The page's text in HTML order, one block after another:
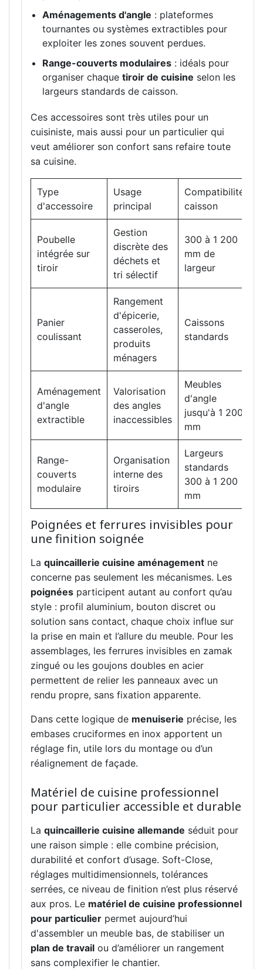
Aménagements d'angle : plateformes
tournantes ou systèmes extractibles pour
exploiter les zones souvent perdues.
Range-couverts modulaires : idéals pour
organiser chaque tiroir de cuisine selon les
largeurs standards de caisson.
Ces accessoires sont très utiles pour un
cuisiniste, mais aussi pour un particulier qui
veut améliorer son confort sans refaire toute
sa cuisine.
Type
d'accessoire
Usage
principal
Compatibilité
caisson
Poubelle
intégrée sur
tiroir
Gestion
discrète des
déchets et
tri sélectif
300 à 1 200
mm de
largeur
Panier
coulissant
Rangement
d'épicerie,
casseroles,
produits
ménagers
Caissons
standards
Aménagement
d'angle
extractible
Valorisation
des angles
inaccessibles
Meubles
d'angle
jusqu'à 1 200
mm
Range-
couverts
modulaire
Organisation
interne des
tiroirs
Largeurs
standards
300 à 1 200
mm
Poignées et ferrures invisibles pour
une finition soignée
La quincaillerie cuisine aménagement ne
concerne pas seulement les mécanismes. Les
poignées participent autant au confort qu’au
style : profil aluminium, bouton discret ou
solution sans contact, chaque choix influe sur
la prise en main et l’allure du meuble. Pour les
assemblages, les ferrures invisibles en zamak
zingué ou les goujons doubles en acier
permettent de relier les panneaux avec un
rendu propre, sans fixation apparente.
Dans cette logique de menuiserie précise, les
embases cruciformes en inox apportent un
réglage fin, utile lors du montage ou d’un
réalignement de façade.
Matériel de cuisine professionnel
pour particulier accessible et durable
La quincaillerie cuisine allemande séduit pour
une raison simple : elle combine précision,
durabilité et confort d’usage. Soft-Close,
réglages multidimensionnels, tolérances
serrées, ce niveau de finition n’est plus réservé
aux pros. Le matériel de cuisine professionnel
pour particulier permet aujourd’hui
d'assembler un meuble bas, de stabiliser un
plan de travail ou d’améliorer un rangement
sans complexifier le chantier.